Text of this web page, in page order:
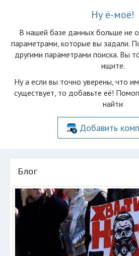
Ну ё-моё!
В нашей базе данных больше не
параметрами, которые вы задали.
другими параметрами поиска. Вы
ищите.
Ну а если вы точно уверены, что
существует, то добавьте её!
найти
Добавить
Блог